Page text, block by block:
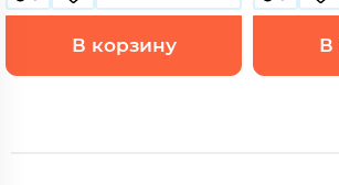
В корзину В